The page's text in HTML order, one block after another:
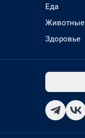
Еда
Животные
Здоровье